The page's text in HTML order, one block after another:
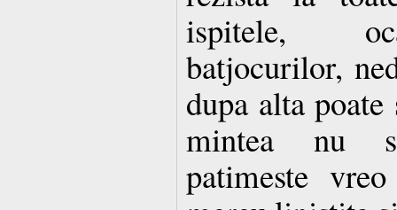
ispitele,
batjocurilor,
dupa alta
mintea nu
patimeste